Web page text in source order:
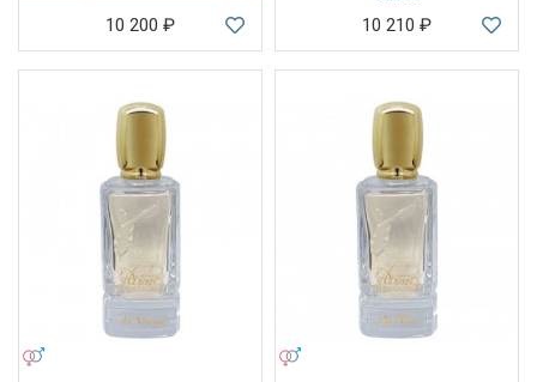
10 200 ₽ 10 210 ₽